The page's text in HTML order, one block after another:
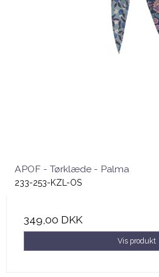
APOF - Tørklæde - Palma
233-253-KZL-OS
349,00 DKK
Vis produkt